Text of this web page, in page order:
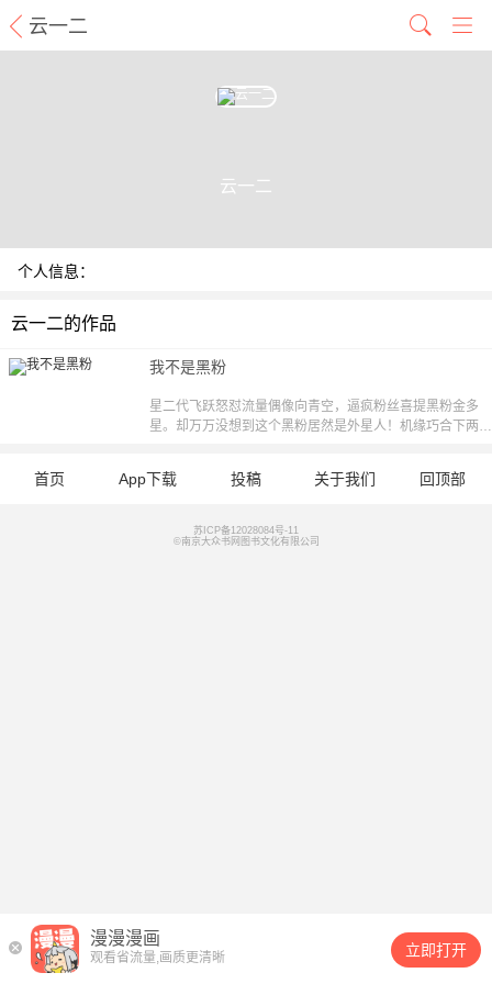
云一二
云一二
个人信息：
云一二的作品
我不是黑粉
星二代飞跃怒怼流量偶像向青空，逼疯粉丝喜提黑粉金多
星。却万万没想到这个黑粉居然是外星人！机缘巧合下两人
编：CC】
首页 App下载 投稿 关于我们 回顶部
苏ICP备12028084号-11
©南京大众书网图书文化有限公司
漫漫漫画
观看省流量,画质更清晰 立即打开